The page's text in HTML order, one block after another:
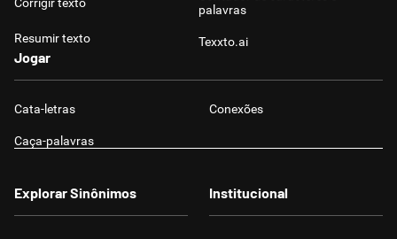
Resumir texto
palavras
Texxto.ai
Jogar
Cata-letras Conexões
Caça-palavras
Explorar Sinônimos Institucional